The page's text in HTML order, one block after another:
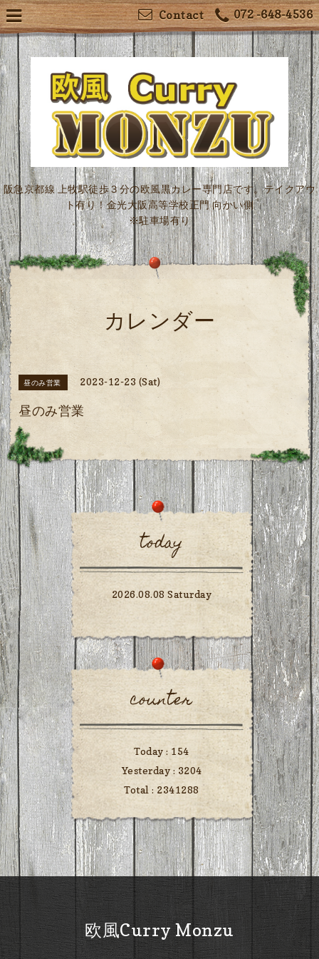
072 -648-4536
Contact
阪急京都線 上牧駅徒歩３分の欧風黒カレー専門店です。テイクアウ
ト有り！金光大阪高等学校正門 向かい側
※駐車場有り
カレンダー
昼のみ営業 2023-12-23 (Sat)
昼のみ営業
today
2026.08.08 Saturday
counter
Today : 154
Yesterday : 3204
Total : 2341288
欧風Curry Monzu